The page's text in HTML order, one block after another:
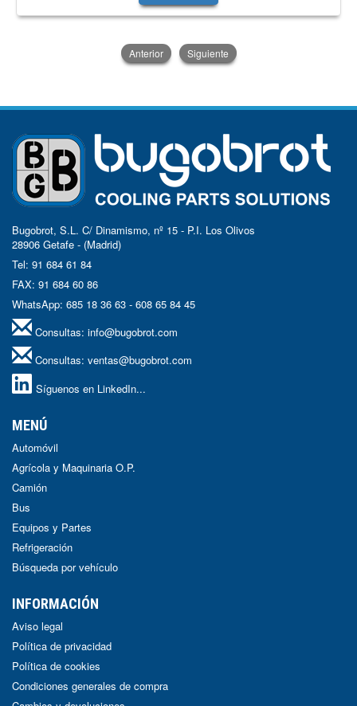
Anterior Siguiente
Bugobrot, S.L. C/ Dinamismo, nº 15 - P.I. Los Olivos
28906 Getafe - (Madrid)
Tel: 91 684 61 84
FAX: 91 684 60 86
WhatsApp: 685 18 36 63 - 608 65 84 45
Consultas: info@bugobrot.com
Consultas: ventas@bugobrot.com
Síguenos en LinkedIn...
MENÚ
Automóvil
Agrícola y Maquinaria O.P.
Camión
Bus
Equipos y Partes
Refrigeración
Búsqueda por vehículo
INFORMACIÓN
Aviso legal
Política de privacidad
Política de cookies
Condiciones generales de compra